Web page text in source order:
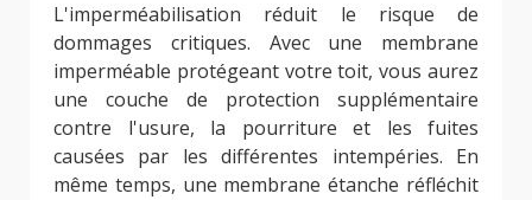
L'imperméabilisation réduit le risque de
dommages critiques. Avec une membrane
imperméable protégeant votre toit, vous aurez
une couche de protection supplémentaire
contre l'usure, la pourriture et les fuites
causées par les différentes intempéries. En
même temps, une membrane étanche réfléchit